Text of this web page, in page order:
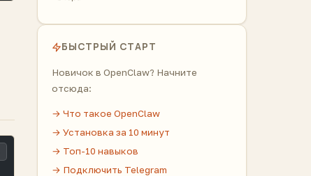
БЫСТРЫЙ СТАРТ
Новичок в OpenClaw? Начните
отсюда:
→ Что такое OpenClaw
→ Установка за 10 минут
→ Топ-10 навыков
→ Подключить Telegram